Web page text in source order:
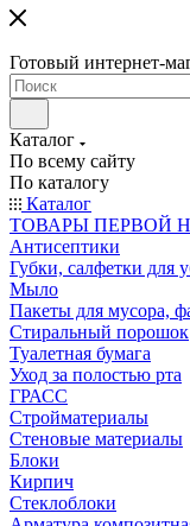
Готовый интернет-
Каталог
По всему сайту
По каталогу
Каталог
ТОВАРЫ ПЕРВОЙ
Антисептики
Губки, салфетки для
Мыло
Пакеты для мусора,
Стиральный порошок
Туалетная бумага
Уход за полостью рта
ГРАСС
Стройматериалы
Стеновые материалы
Блоки
Кирпич
Стеклоблоки